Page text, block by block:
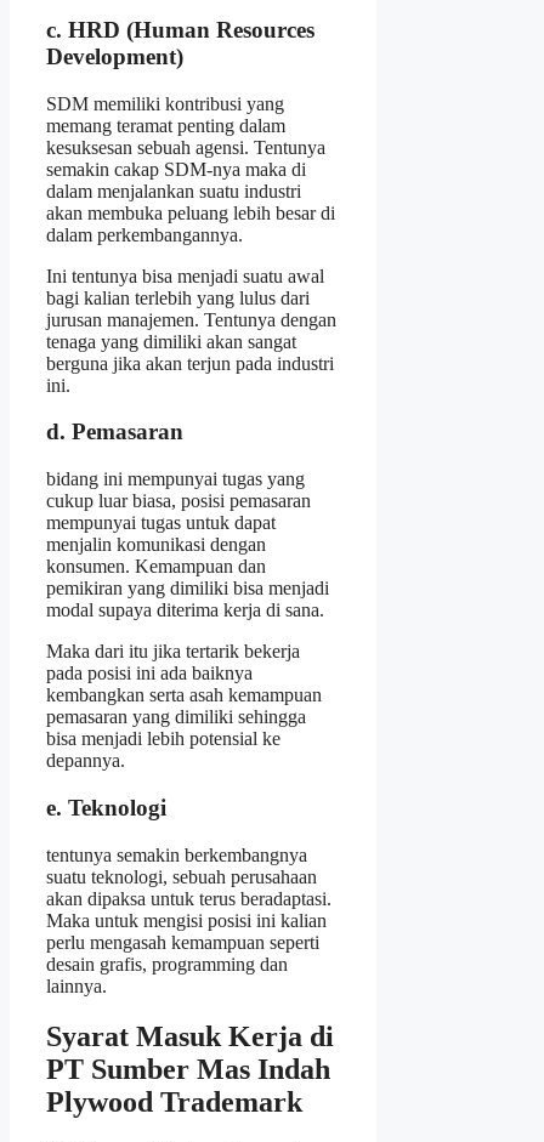
c. HRD (Human Resources
Development)
SDM memiliki kontribusi yang
memang teramat penting dalam
kesuksesan sebuah agensi. Tentunya
semakin cakap SDM-nya maka di
dalam menjalankan suatu industri
akan membuka peluang lebih besar di
dalam perkembangannya.
Ini tentunya bisa menjadi suatu awal
bagi kalian terlebih yang lulus dari
jurusan manajemen. Tentunya dengan
tenaga yang dimiliki akan sangat
berguna jika akan terjun pada industri
ini.
d. Pemasaran
bidang ini mempunyai tugas yang
cukup luar biasa, posisi pemasaran
mempunyai tugas untuk dapat
menjalin komunikasi dengan
konsumen. Kemampuan dan
pemikiran yang dimiliki bisa menjadi
modal supaya diterima kerja di sana.
Maka dari itu jika tertarik bekerja
pada posisi ini ada baiknya
kembangkan serta asah kemampuan
pemasaran yang dimiliki sehingga
bisa menjadi lebih potensial ke
depannya.
e. Teknologi
tentunya semakin berkembangnya
suatu teknologi, sebuah perusahaan
akan dipaksa untuk terus beradaptasi.
Maka untuk mengisi posisi ini kalian
perlu mengasah kemampuan seperti
desain grafis, programming dan
lainnya.
Syarat Masuk Kerja di
PT Sumber Mas Indah
Plywood Trademark